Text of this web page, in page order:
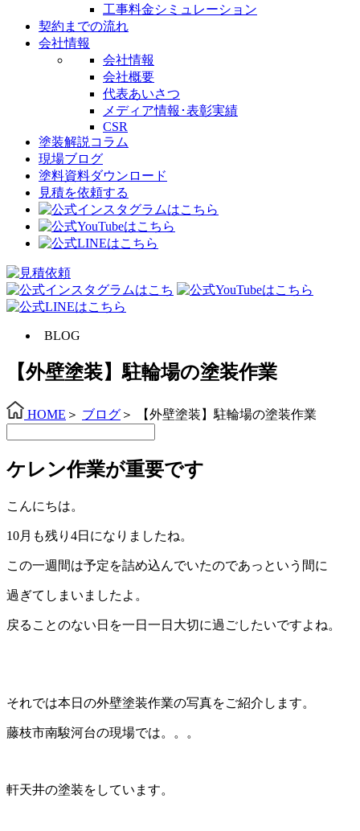
工事料金シミュレーション
契約までの流れ
会社情報
会社情報
会社概要
代表あいさつ
メディア情報･表彰実績
CSR
塗装解説コラム
現場ブログ
塗料資料ダウンロード
見積を依頼する
BLOG
【外壁塗装】駐輪場の塗装作業
HOME ＞ ブログ ＞ 【外壁塗装】駐輪場の塗装作業
ケレン作業が重要です
こんにちは。
10月も残り4日になりましたね。
この一週間は予定を詰め込んでいたのであっという間に
過ぎてしまいましたよ。
戻ることのない日を一日一日大切に過ごしたいですよね。
それでは本日の外壁塗装作業の写真をご紹介します。
藤枝市南駿河台の現場では。。。
軒天井の塗装をしています。